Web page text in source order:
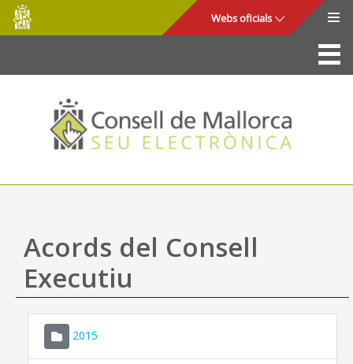
Salta al contingut principal
Consell
de
Mallorca
Webs oficials
La Seu
Consell de Mallorca
Accés i seguretat
Utilitats
Ajuda
Acords del Consell
Executiu
2015